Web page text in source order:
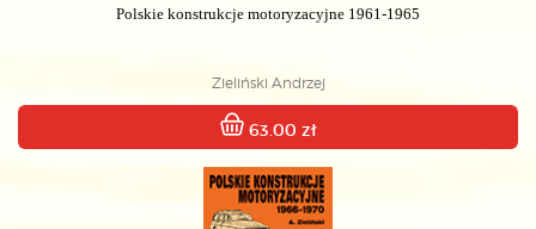
Polskie konstrukcje motoryzacyjne 1961-1965
Zieliński Andrzej
63.00 zł